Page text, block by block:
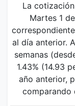
La
Martes 1
al día anterior.
semanas
1.43% (14.93
año anterior,
comparando